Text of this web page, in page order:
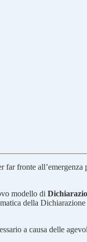
far fronte
modello di
della
a causa delle